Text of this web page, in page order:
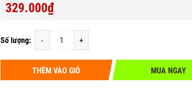
329.000₫
Số lượng: - +
THÊM VÀO GIỎ MUA NGAY